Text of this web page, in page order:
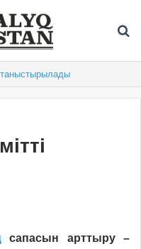
таныстырылады
сапасын арттыру –